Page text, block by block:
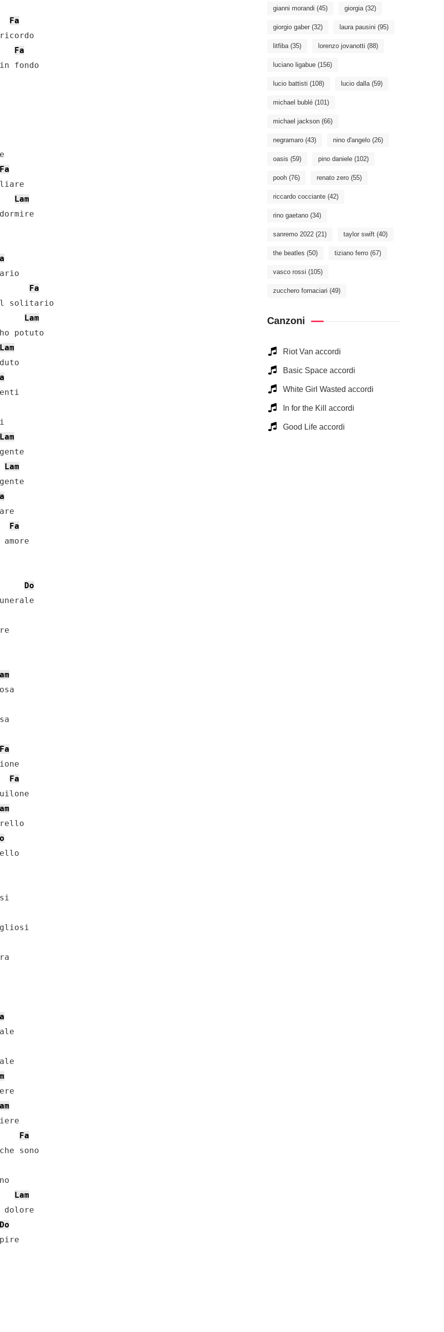
Fa
Fa
Fa
Lam
Fa
Lam
Lam
Lam
Lam
Fa
Do
Fa
Fa
Fa
Lam
Do
gianni morandi (45) giorgia(32)
giorgio gaber (32) laura pausini (95)
litfiba(35) lorenzo jovanotti (88)
luciano ligabue (156)
lucio battisti (108) lucio dalla(59)
michael bublé (101)
michael jackson (66)
negramaro (43) nino d'angelo (26)
oasis (59) pino daniele (102)
pooh (76) renato zero (55)
riccardo cocciante (42)
rino gaetano (34)
sanremo 2022 (21) taylor swift (40)
the beatles (50) tiziano ferro (67)
vasco rossi (105)
zucchero fornaciari (49)
Canzoni
Riot Van accordi
Basic Space accordi
White Girl Wasted accordi
In for the Kill accordi
Good Life accordi